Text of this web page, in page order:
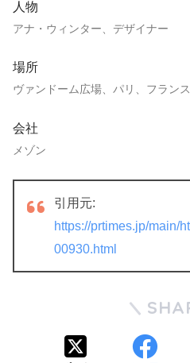
人物
アナ・ウィンター、デザイナー
場所
ヴァンドーム広場、パリ、フランス
会社
メゾン
引用元:
https://prtimes.jp/main/
00930.html